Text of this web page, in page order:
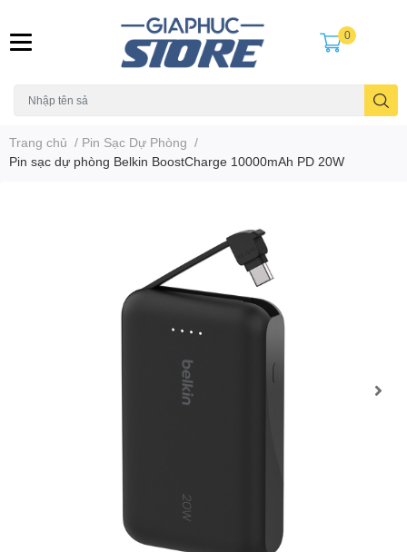
0
Trang chủ / Pin Sạc Dự Phòng /
Pin sạc dự phòng Belkin BoostCharge 10000mAh PD 20W